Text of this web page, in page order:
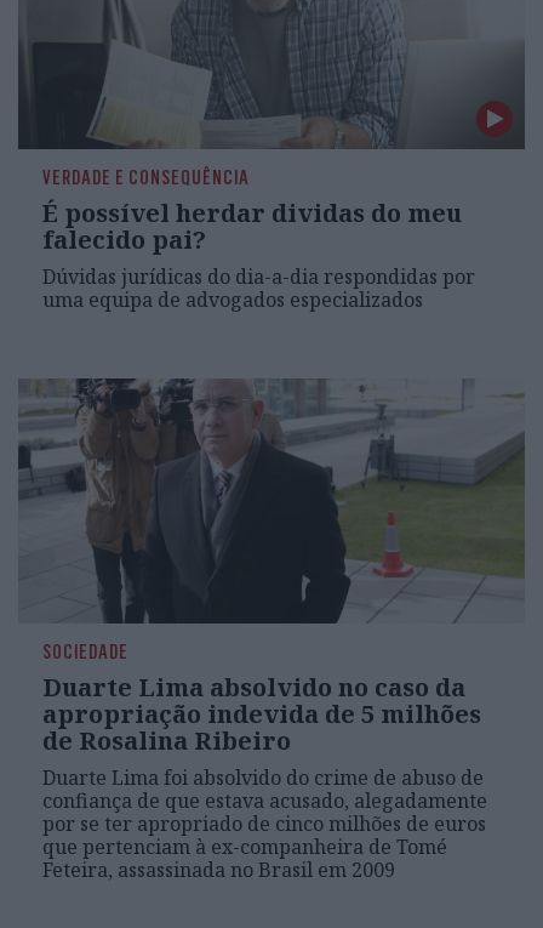
VERDADE E CONSEQUÊNCIA
É possível herdar dividas do meu
falecido pai?
Dúvidas jurídicas do dia-a-dia respondidas por
uma equipa de advogados especializados
SOCIEDADE
Duarte Lima absolvido no caso da
apropriação indevida de 5 milhões
de Rosalina Ribeiro
Duarte Lima foi absolvido do crime de abuso de
confiança de que estava acusado, alegadamente
por se ter apropriado de cinco milhões de euros
que pertenciam à ex-companheira de Tomé
Feteira, assassinada no Brasil em 2009